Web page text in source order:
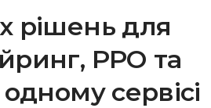
рішень для
РРО та
сервісі